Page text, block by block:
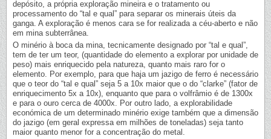
depósito, a própria exploração mineira e o tratamento ou
processamento do “tal e qual” para separar os minerais úteis da
ganga. A exploração é menos cara se for realizada a céu-aberto e não
em mina subterrânea.
O minério à boca da mina, tecnicamente designado por “tal e qual”,
tem de ter um teor, (quantidade do elemento a explorar por unidade de
peso) mais enriquecido pela natureza, quanto mais raro for o
elemento. Por exemplo, para que haja um jazigo de ferro é necessário
que o teor do “tal e qual” seja 5 a 10x maior que o do “clarke” (fator de
enriquecimento 5x a 10x), enquanto que para o volfrâmio é de 1300x
e para o ouro cerca de 4000x. Por outro lado, a explorabilidade
económica de um determinado minério exige também que a dimensão
do jazigo (em geral expressa em milhões de toneladas) seja tanto
maior quanto menor for a concentração do metal.